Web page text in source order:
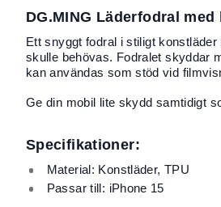
DG.MING Läderfodral
Ett snyggt fodral i stiligt
skulle behövas. Fodralet skyddar
kan användas som stöd vid
Ge din mobil lite skydd samtidigt
Specifikationer:
Material: Konstläder, TPU
Passar till: iPhone 15